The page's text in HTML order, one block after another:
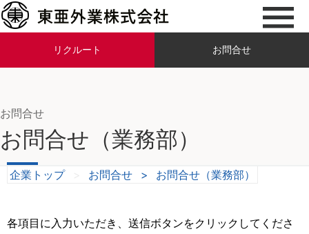
リクルート お問合せ
お問合せ
お問合せ（業務部）
企業トップ お問合せ > お問合せ（業務部）
各項目に入力いただき、送信ボタンをクリックしてくださ